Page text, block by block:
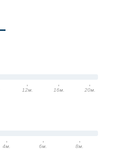
12м. 16м. 20м.
4м. 6м. 8м.